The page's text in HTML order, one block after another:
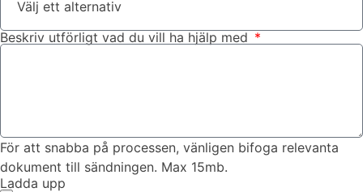
Beskriv utförligt vad du vill ha hjälp med
För att snabba på processen, vänligen bifoga relevanta
dokument till sändningen. Max 15mb.
Ladda upp